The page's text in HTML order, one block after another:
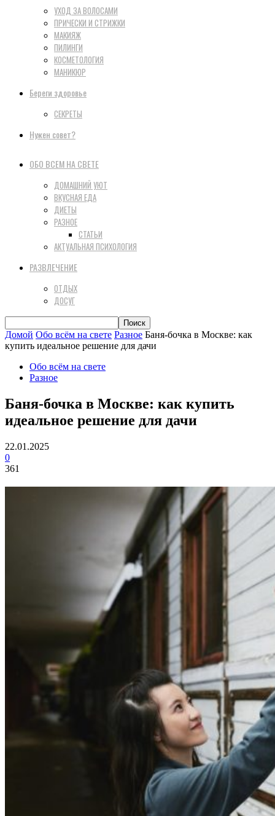
УХОД ЗА ВОЛОСАМИ
ПРИЧЕСКИ И СТРИЖКИ
МАКИЯЖ
ПИЛИНГИ
КОСМЕТОЛОГИЯ
МАНИКЮР
Береги здоровье
СЕКРЕТЫ
Нужен совет?
ОБО ВСЕМ НА СВЕТЕ
ДОМАШНИЙ УЮТ
ВКУСНАЯ ЕДА
ДИЕТЫ
РАЗНОЕ
СТАТЬИ
АКТУАЛЬНАЯ ПСИХОЛОГИЯ
РАЗВЛЕЧЕНИЕ
ОТДЫХ
ДОСУГ
Домой Обо всём на свете Разное Баня-бочка в Москве: как
купить идеальное решение для дачи
Обо всём на свете
Разное
Баня-бочка в Москве: как купить
идеальное решение для дачи
22.01.2025
0
361